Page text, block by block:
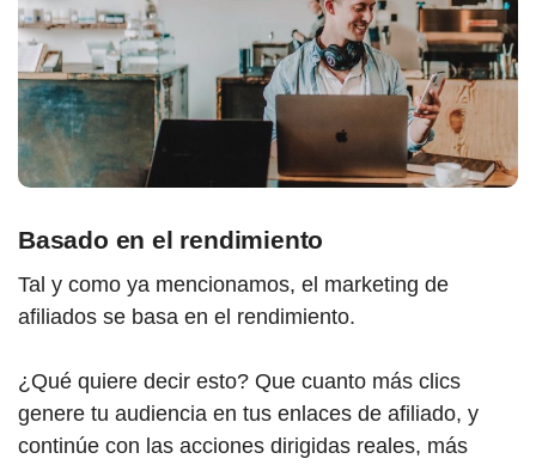
Basado en el rendimiento
Tal y como ya mencionamos, el marketing de
afiliados se basa en el rendimiento.
¿Qué quiere decir esto? Que cuanto más clics
genere tu audiencia en tus enlaces de afiliado, y
continúe con las acciones dirigidas reales, más